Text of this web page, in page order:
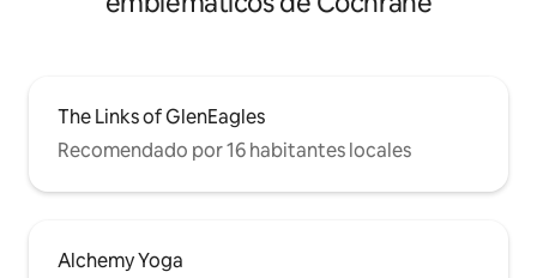
The Links of GlenEagles
Recomendado por 16 habitantes locales
Alchemy Yoga